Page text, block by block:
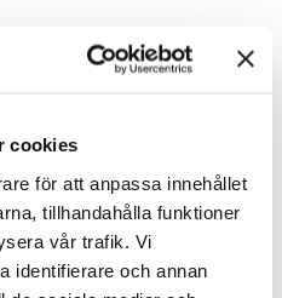
cookies
för att anpassa innehållet
tillhandahålla funktioner
vår trafik. Vi
identifierare och annan
& Tvättställsskåp